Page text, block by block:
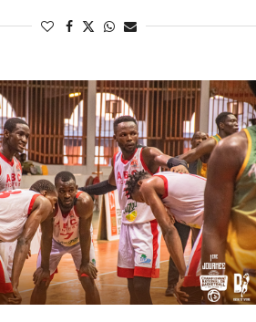
V V D
D V D
V V V
V V V